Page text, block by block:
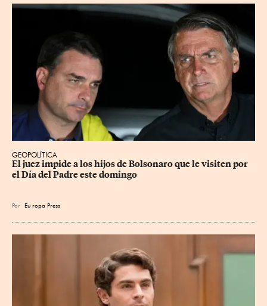
GEOPOLÍTICA
El juez impide a los hijos de Bolsonaro que le visiten por
el Día del Padre este domingo
Por Eu ropa Press